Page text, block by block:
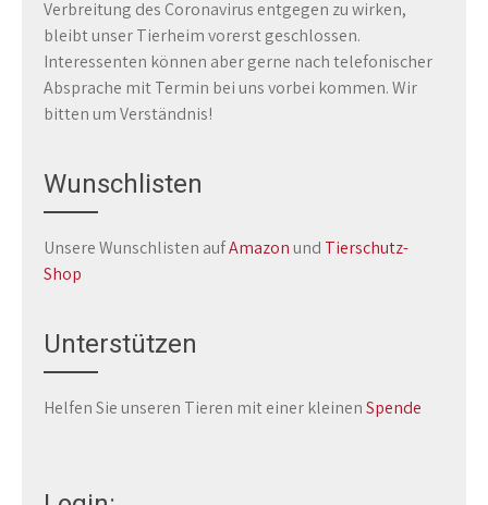
Verbreitung des Coronavirus entgegen zu wirken,
bleibt unser Tierheim vorerst geschlossen.
Interessenten können aber gerne nach telefonischer
Absprache mit Termin bei uns vorbei kommen. Wir
bitten um Verständnis!
Wunschlisten
Unsere Wunschlisten aufAmazonund Tierschutz-
Shop
Unterstützen
Helfen Sie unseren Tieren mit einer kleinenSpende